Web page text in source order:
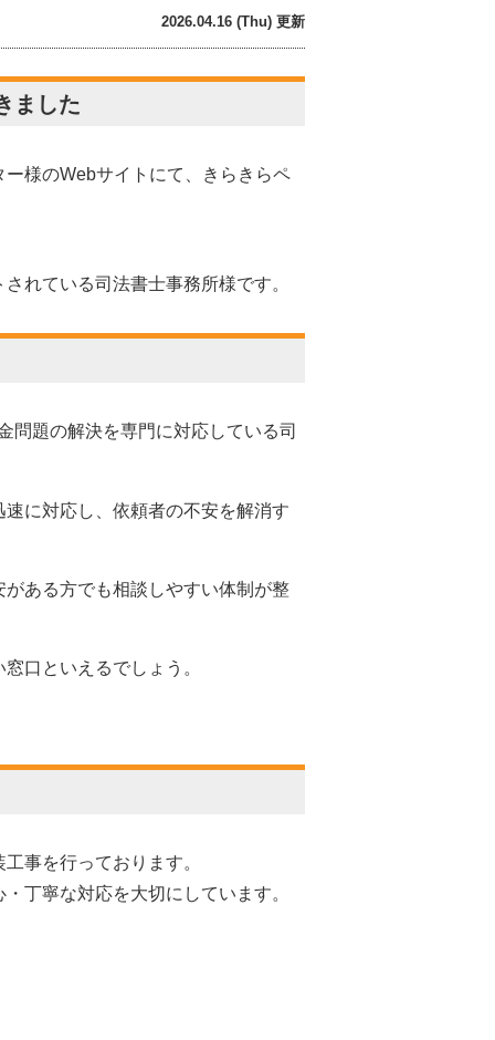
2026.04.16 (Thu) 更新
ました
様のWebサイトにて、きらきらペ
れている司法書士事務所様です。
問題の解決を専門に対応している司
に対応し、依頼者の不安を解消す
ある方でも相談しやすい体制が整
口といえるでしょう。
事を行っております。
丁寧な対応を大切にしています。